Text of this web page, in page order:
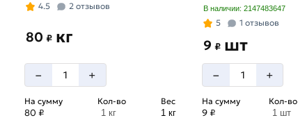
4.5 2 отзывов
80₽ кг
– +
На сумму
80 ₽
Кол-во
1 кг
Вес
1 кг
В наличии: 2147483647
5 1 отзывов
9 ₽ шт
– +
На сумму
9 ₽
Кол-во
1 шт